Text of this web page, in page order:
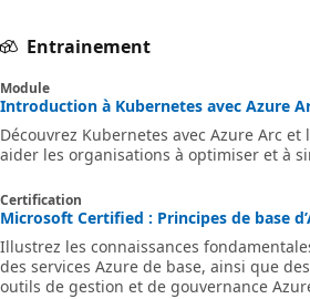
Entrainement
Module
Introduction à Kubernetes avec Azure
Découvrez Kubernetes avec Azure Arc
aider les organisations à optimiser et à
Certification
Microsoft Certified : Principes de base
Illustrez les connaissances
des services Azure de base, ainsi que
outils de gestion et de gouvernance